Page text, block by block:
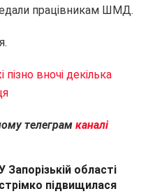
працівникам ШМД.
пізно вночі декілька
телеграм каналі
Запорізькій області
стрімко підвищилася